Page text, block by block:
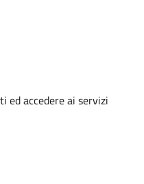
ed accedere ai servizi